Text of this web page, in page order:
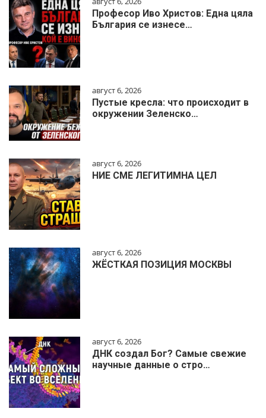
Професор Иво Христов: Една цяла
България се изнесе…
август 6, 2026
Пустые кресла: что происходит в
окружении Зеленско…
август 6, 2026
НИЕ СМЕ ЛЕГИТИМНА ЦЕЛ
август 6, 2026
ЖЁСТКАЯ ПОЗИЦИЯ МОСКВЫ
август 6, 2026
ДНК создал Бог? Самые свежие
научные данные о стро…